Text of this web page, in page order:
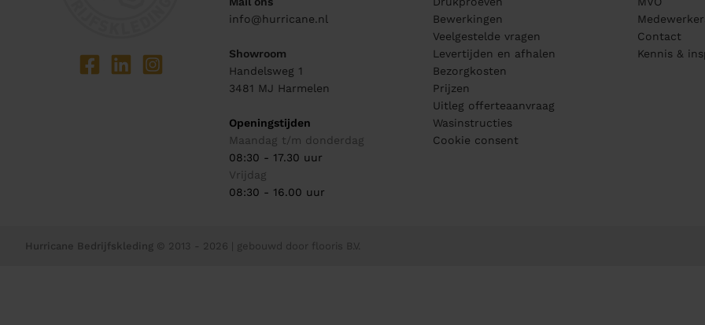
info@hurricane.nl
Showroom
Handelsweg 1
3481 MJ Harmelen
Openingstijden
Maandag t/m donderdag
08:30 - 17.30 uur
Vrijdag
08:30 - 16.00 uur
Bewerkingen
Veelgestelde vragen
Levertijden en afhalen
Bezorgkosten
Prijzen
Uitleg offerteaanvraag
Wasinstructies
Cookie consent
Contact
Kennis &
Hurricane Bedrijfskleding © 2013 - 2026 | gebouwd door flooris B.V.